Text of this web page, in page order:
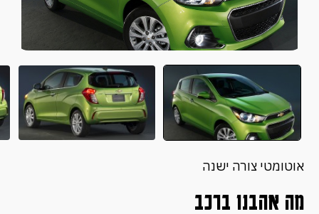
אוטומטי צורה ישנה
מה אהבנו ברכב